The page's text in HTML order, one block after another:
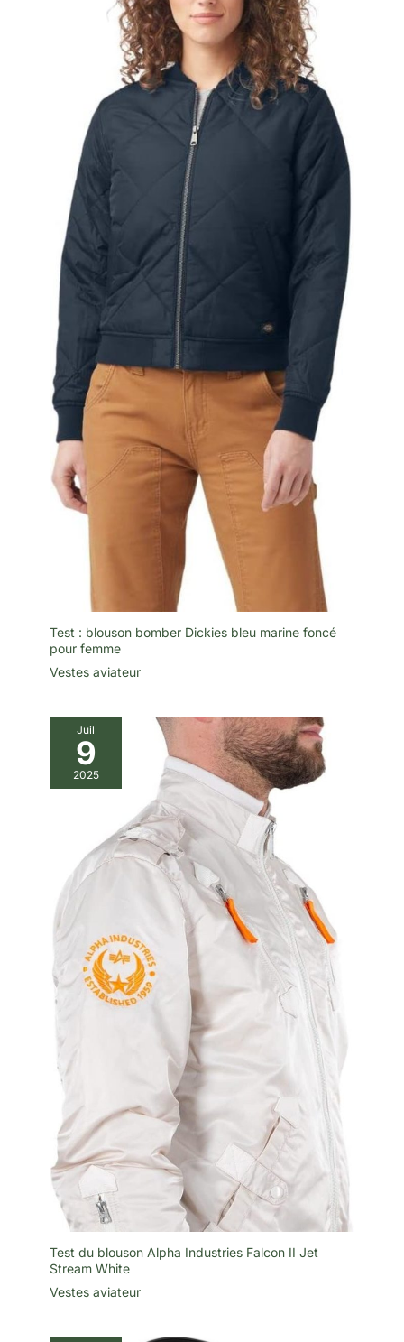
Test : blouson bomber Dickies bleu marine foncé
pour femme
Vestes aviateur
Juil
9
2025
Test du blouson Alpha Industries Falcon II Jet
Stream White
Vestes aviateur